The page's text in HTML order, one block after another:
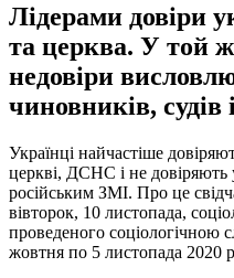
Лідерами довіри
та церква. У той
недовіри
чиновників, судів
Українці найчастіше
церкві, ДСНС і не довіряють
російським ЗМІ. Про це
вівторок, 10 листопада,
проведеного соціологічною
жовтня по 5 листопада 2020